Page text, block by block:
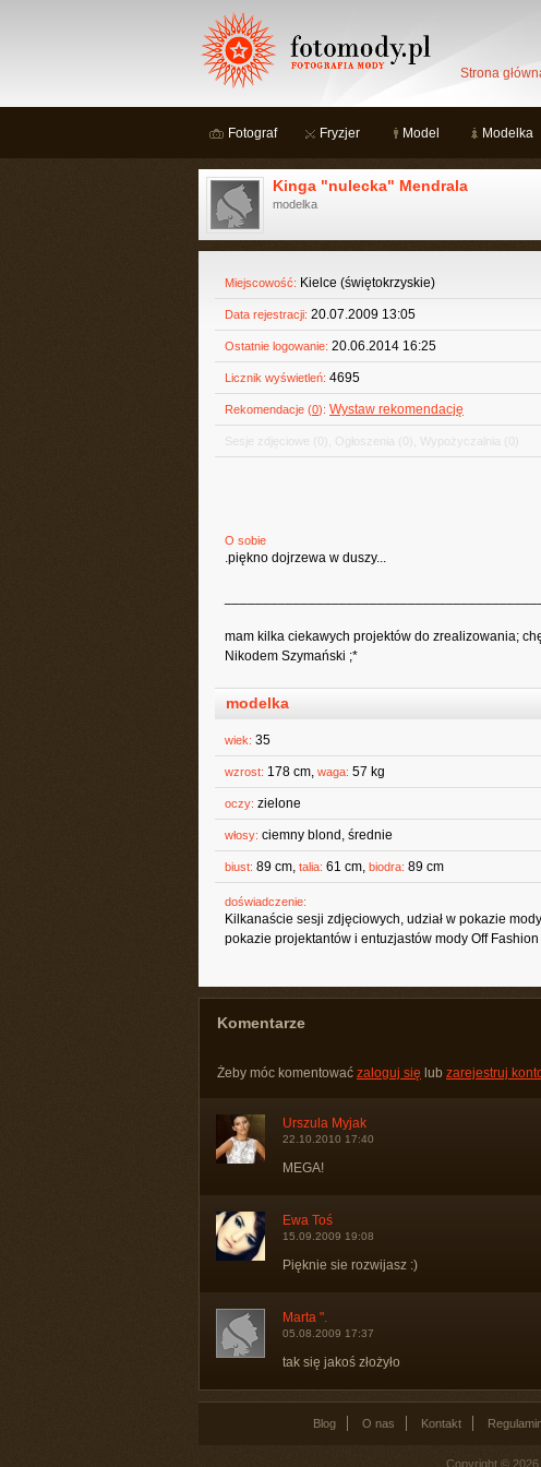
Strona
Fotograf Fryzjer Model Modelka
Kinga "nulecka" Mendrala
modelka
Miejscowość: Kielce (świętokrzyskie)
Data rejestracji: 20.07.2009 13:05
Ostatnie logowanie: 20.06.2014 16:25
Licznik wyświetleń: 4695
Rekomendacje (0): Wystaw rekomendację
Sesje zdjęciowe (0) Ogłoszenia (0) Wypożyczalnia (0)
O sobie
.piękno dojrzewa w duszy...
mam kilka ciekawych projektów do zrealizowania;
Nikodem Szymański ;*
modelka
wiek: 35
wzrost: 178 cm, waga: 57 kg
oczy: zielone
włosy: ciemny blond, średnie
biust: 89 cm, talia: 61 cm, biodra: 89 cm
doświadczenie:
Kilkanaście sesji zdjęciowych, udział w pokazie
pokazie projektantów i entuzjastów mody Off
Komentarze
Żeby móc komentować zaloguj się lub zarejestruj
Urszula Myjak
22.10.2010 17:40
MEGA!
Ewa Toś
15.09.2009 19:08
Pięknie sie rozwijasz :)
Marta ".
05.08.2009 17:37
tak się jakoś złożyło
Blog O nas Kontakt
Copyright ©